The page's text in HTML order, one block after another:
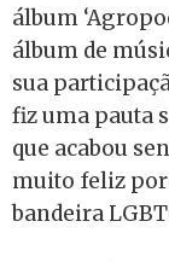
álbum
álbum de
sua
fiz uma pauta
que acabou
muito feliz
bandeira